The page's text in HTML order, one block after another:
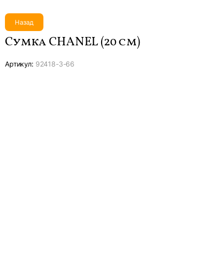
Назад
Сумка CHANEL (20 см)
Артикул: 92418-3-66